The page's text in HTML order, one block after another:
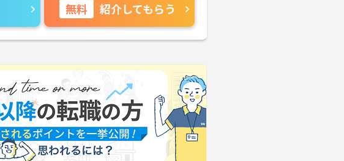
無料 紹介してもらう